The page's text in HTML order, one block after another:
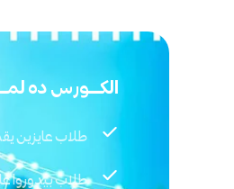
الكــــورس ده
طلاب عايزين
طلاب بيدوروا